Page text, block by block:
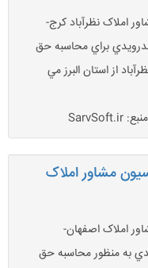
املاک نظرآباد کرج-
براي محاسبه حق
از استان البرز مي
منبع: SarvSoft.ir
مشاور املاک
املاک اصفهان-
به منظور محاسبه حق